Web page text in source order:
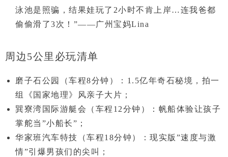
泳池是照骗，结果娃玩了2小时不肯上岸…连我爸都
偷偷滑了3次！”——广州宝妈Lina
周边5公里必玩清单
磨子石公园
（车程8分钟）：1.5亿年奇石秘境，拍一
组《国家地理》风亲子大片；
巽寮湾国际游艇会
（车程12分钟）：帆船体验让孩子
掌舵当”小船长”；
华家班汽车特技 （车程18分钟）：现实版”速度与激
情”引爆男孩们的尖叫；